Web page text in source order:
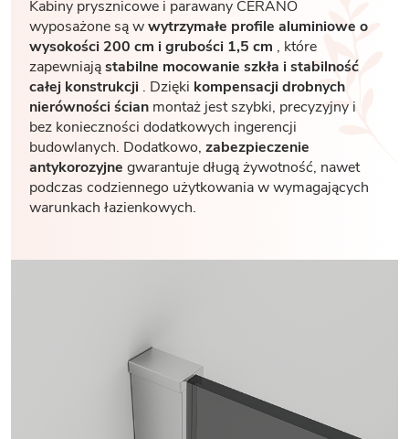
Kabiny prysznicowe i parawany CERANO
wyposażone są wwytrzymałe profile aluminiowe o
wysokości 200 cm i grubości 1,5 cm , które
zapewniająstabilne mocowanie szkła i stabilność
całej konstrukcji . Dzięki kompensacji drobnych
nierówności ścian montaż jest szybki, precyzyjny i
bez konieczności dodatkowych ingerencji
budowlanych. Dodatkowo, zabezpieczenie
antykorozyjne gwarantuje długą żywotność, nawet
podczas codziennego użytkowania w wymagających
warunkach łazienkowych.